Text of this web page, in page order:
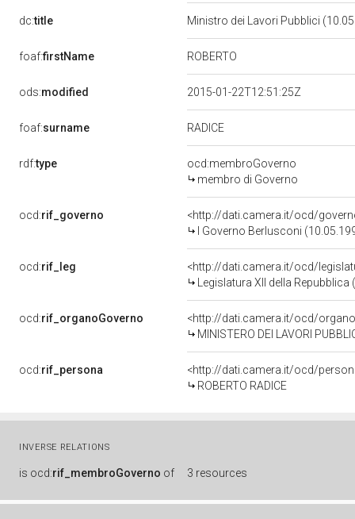
dc:title Ministro dei Lavori Pubblici
foaf:firstName ROBERTO
ods:modified 2015-01-22T12:51:25Z
foaf:surname RADICE
rdf:type
ocd:membroGoverno
membro di Governo
ocd:rif_governo
<http://dati.camera.it/ocd/
I Governo Berlusconi
ocd:rif_leg
<http://dati.camera.it/ocd/
Legislatura XII della
ocd:rif_organoGoverno
<http://dati.camera.it/ocd/
MINISTERO DEI LAVORI
ocd:rif_persona
<http://dati.camera.it/ocd/
ROBERTO RADICE
INVERSE RELATIONS
is ocd:rif_membroGoverno of 3 resources